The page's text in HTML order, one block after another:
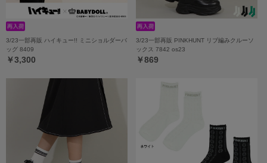
3/23一部再販 ハイキュー!! ミニショルダーバ
ッグ 8409
￥3,300
3/23一部再販 PINKHUNT リブ編みクルーソ
ックス 7842 os23
￥869